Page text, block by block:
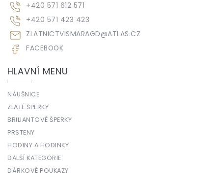
ZLATNICTVISMARAGD@ATLAS.CZ
+420 571 612 571
+420 571 423 423
FACEBOOK
HLAVNÍ MENU
NÁUŠNICE
ZLATÉ ŠPERKY
BRILIANTOVÉ ŠPERKY
PRSTENY
HODINY A HODINKY
DALŠÍ KATEGORIE
DÁRKOVÉ POUKAZY